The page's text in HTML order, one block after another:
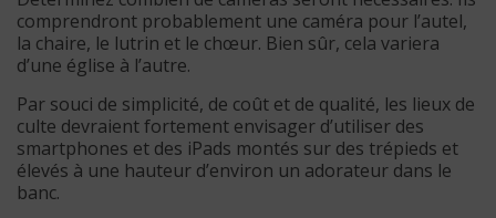
comprendront probablement une caméra pour l’autel,
la chaire, le lutrin et le chœur. Bien sûr, cela variera
d’une église à l’autre.
Par souci de simplicité, de coût et de qualité, les lieux de
culte devraient fortement envisager d’utiliser des
smartphones et des iPads montés sur des trépieds et
élevés à une hauteur d’environ un adorateur dans le
banc.